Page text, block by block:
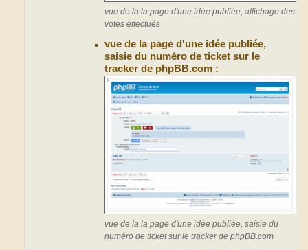
vue de la la page d'une idée publiée, affichage des
votes effectués
vue de la page d'une idée publiée,
saisie du numéro de ticket sur le
tracker de phpBB.com :
vue de la la page d'une idée publiée, saisie du
numéro de ticket sur le tracker de phpBB.com